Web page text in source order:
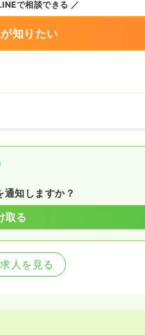
で相談できる
知りたい
通知しますか？
取る
人を見る